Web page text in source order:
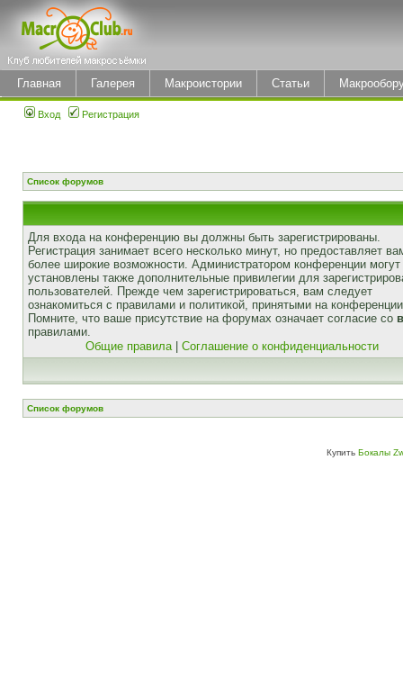
Главная Галерея Макроистории Статьи
Вход Регистрация
Список форумов
Для входа на конференцию вы должны быть зарегистрированы.
Регистрация занимает всего несколько минут, но предоставляет
более широкие возможности. Администратором конференции
установлены также дополнительные привилегии для
пользователей. Прежде чем зарегистрироваться, вам следует
ознакомиться с правилами и политикой, принятыми на
Помните, что ваше присутствие на форумах означает согласие со
правилами.
Общие правила| Соглашение о конфиденциальности
Список форумов
Купить Бокалы